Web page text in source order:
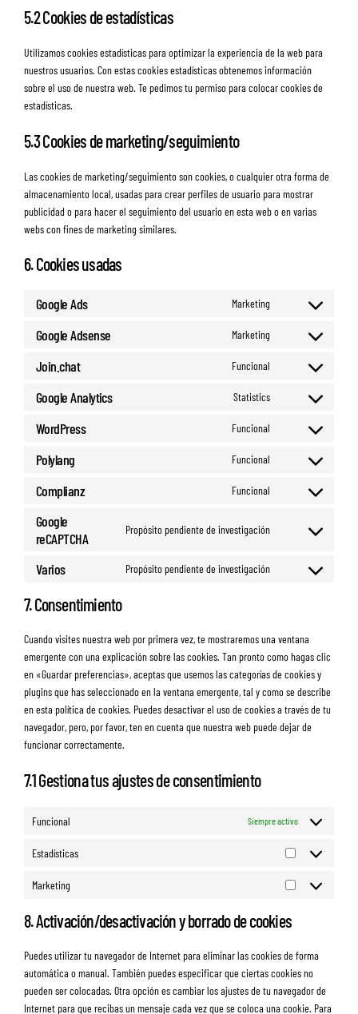
5.2 Cookies de estadísticas
Utilizamos cookies estadísticas para optimizar la experiencia de la web para
nuestros usuarios. Con estas cookies estadísticas obtenemos información
sobre el uso de nuestra web. Te pedimos tu permiso para colocar cookies de
estadísticas.
5.3 Cookies de marketing/seguimiento
Las cookies de marketing/seguimiento son cookies, o cualquier otra forma de
almacenamiento local, usadas para crear perfiles de usuario para mostrar
publicidad o para hacer el seguimiento del usuario en esta web o en varias
webs con fines de marketing similares.
6. Cookies usadas
Google Ads Marketing
Consent
google-
Google Adsense Marketing
Consent
google-
Join.chat Funcional
Consent
join.chat
Google Analytics Statistics
Consent
google-
WordPress Funcional
Consent
wordpress
Polylang Funcional
Consent
Complianz Funcional
Consent
service
Google
reCAPTCHA
Propósito pendiente de investigación
Consent
service
Varios Propósito pendiente de investigación
Consent
7. Consentimiento
Cuando visites nuestra web por primera vez, te mostraremos una ventana
emergente con una explicación sobre las cookies. Tan pronto como hagas clic
en «Guardar preferencias», aceptas que usemos las categorías de cookies y
plugins que has seleccionado en la ventana emergente, tal y como se describe
en esta política de cookies. Puedes desactivar el uso de cookies a través de tu
navegador, pero, por favor, ten en cuenta que nuestra web puede dejar de
funcionar correctamente.
7.1 Gestiona tus ajustes de consentimiento
Funcional Siempre activo
Estadísticas
Estadísticas
Marketing
Marketing
8. Activación/desactivación y borrado de cookies
Puedes utilizar tu navegador de Internet para eliminar las cookies de forma
automática o manual. También puedes especificar que ciertas cookies no
pueden ser colocadas. Otra opción es cambiar los ajustes de tu navegador de
Internet para que recibas un mensaje cada vez que se coloca una cookie. Para